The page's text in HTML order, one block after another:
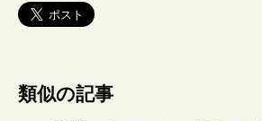
類似の記事